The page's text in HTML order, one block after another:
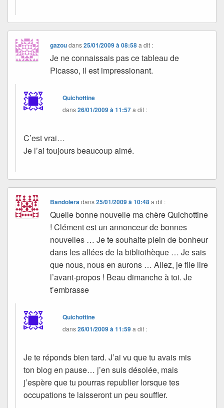
gazoudans25/01/2009 à 08:58 a dit :
Je ne connaissais pas ce tableau de
Picasso, il est impressionant.
Quichottine
dans26/01/2009 à 11:57a dit :
C’est vrai…
Je l’ai toujours beaucoup aimé.
Bandolera dans25/01/2009 à 10:48 a dit :
Quelle bonne nouvelle ma chère Quichottine
! Clément est un annonceur de bonnes
nouvelles … Je te souhaite plein de bonheur
dans les allées de la bibliothèque … Je sais
que nous, nous en aurons … Allez, je file lire
l’avant-propos ! Beau dimanche à toi. Je
t’embrasse
Quichottine
dans26/01/2009 à 11:59a dit :
Je te réponds bien tard. J’ai vu que tu avais mis
ton blog en pause… j’en suis désolée, mais
j’espère que tu pourras republier lorsque tes
occupations te laisseront un peu souffler.